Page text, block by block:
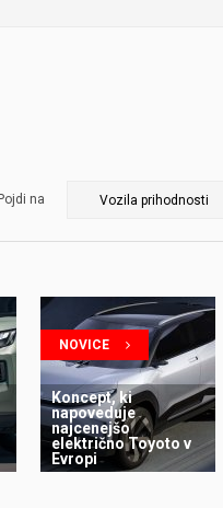
na
NOVICE
Koncept, ki
napoveduje
najcenejšo
električno Toyoto v
Evropi